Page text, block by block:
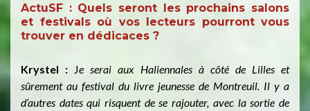
ActuSF : Quels seront les prochains salons
et festivals où vos lecteurs pourront vous
trouver en dédicaces ?
Krystel : Je serai aux Haliennales à côté de Lilles et
sûrement au festival du livre jeunesse de Montreuil. Il y a
d’autres dates qui risquent de se rajouter, avec la sortie de